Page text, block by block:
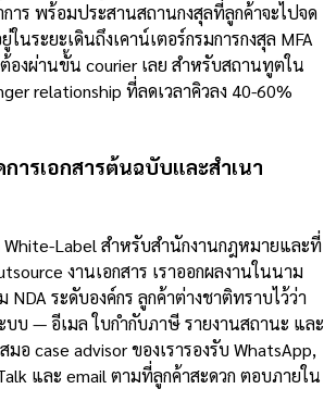
าร พร้อมประสานสถานกงสุลที่ลูกค้าจะไปจด
นระยะเดินถึงเคาน์เตอร์กรมการกงสุล MFA
องผ่านขั้น courier เลย สำหรับสถานทูตใน
relationship ที่ลดเวลาคิวลง 40-60%
ารเอกสารต้นฉบับและสำเนา
White-Label สำหรับสำนักงานกฎหมายและที่
งานเอกสาร เราออกผลงานในนาม
ระดับองค์กร ลูกค้าต่างชาติทราบไว้ว่า
บบ — อีเมล ใบกำกับภาษี รายงานสถานะ และ
อ case advisor ของเรารองรับ WhatsApp,
และ email ตามที่ลูกค้าสะดวก ตอบภายใน